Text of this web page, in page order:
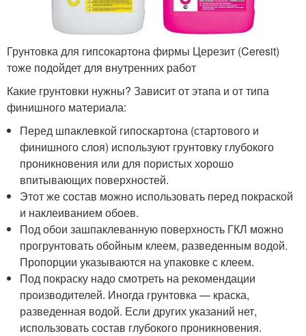
Грунтовка для гипсокартона фирмы Церезит (Ceresit)
тоже подойдет для внутренних работ
Какие грунтовки нужны? Зависит от этапа и от типа
финишного материала:
Перед шпаклевкой гипоскартона (стартового и
финишного слоя) используют грунтовку глубокого
проникновения или для пористых хорошо
впитывающих поверхностей.
Этот же состав можно использовать перед покраской
и наклеиванием обоев.
Под обои зашпаклеванную поверхность ГКЛ можно
прогрунтовать обойным клеем, разведенным водой.
Пропорции указываются на упаковке с клеем.
Под покраску надо смотреть на рекомендации
производителей. Иногда грунтовка — краска,
разведенная водой. Если других указаний нет,
использовать состав глубокого проникновения.